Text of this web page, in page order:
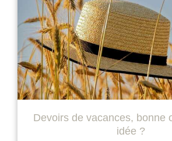
Devoirs de vacances, bonne
idée ?